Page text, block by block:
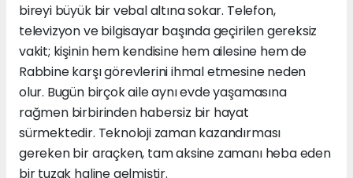
bireyi büyük bir vebal altına sokar. Telefon,
televizyon ve bilgisayar başında geçirilen gereksiz
vakit; kişinin hem kendisine hem ailesine hem de
Rabbine karşı görevlerini ihmal etmesine neden
olur. Bugün birçok aile aynı evde yaşamasına
rağmen birbirinden habersiz bir hayat
sürmektedir. Teknoloji zaman kazandırması
gereken bir araçken, tam aksine zamanı heba eden
bir tuzak haline gelmiştir.